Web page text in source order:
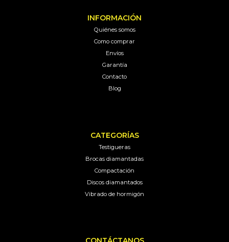
INFORMACIÓN
Quiénes somos
Como comprar
Envíos
Garantía
Contacto
Blog
CATEGORÍAS
Testigueras
Brocas diamantadas
Compactación
Discos diamantados
Vibrado de hormigón